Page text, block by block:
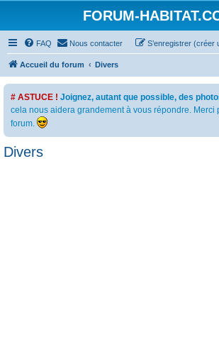
FORUM-
FAQ Nous contacter S’enregistrer (créer
Accueil du forum Divers
# ASTUCE ! Joignez, autant que possible, des
cela nous aidera grandement à vous répondre. Merci
forum.
Divers